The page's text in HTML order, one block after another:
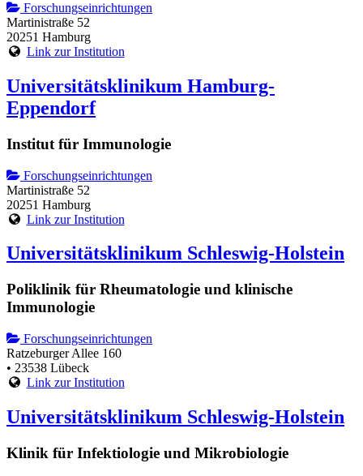
Forschungseinrichtungen
Martinistraße 52
20251 Hamburg
Link zur Institution
Universitätsklinikum Hamburg-
Eppendorf
Institut für Immunologie
Forschungseinrichtungen
Martinistraße 52
20251 Hamburg
Link zur Institution
Universitätsklinikum Schleswig-Holstein
Poliklinik für Rheumatologie und klinische
Immunologie
Forschungseinrichtungen
Ratzeburger Allee 160
• 23538 Lübeck
Link zur Institution
Universitätsklinikum Schleswig-Holstein
Klinik für Infektiologie und Mikrobiologie